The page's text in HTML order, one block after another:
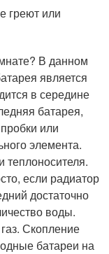
греют или
В данном
является
в середине
батарея,
или
элемента.
если радиатор
достаточно
воды.
Скопление
батареи на